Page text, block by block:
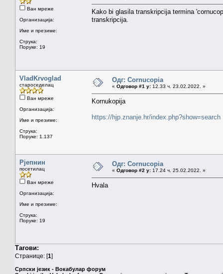
Ван мреже
Организација:
Име и презиме:
Струка:
Поруке: 19
Kako bi glasila transkripcija termina
transkripcija.
VladKrvoglad
староседелац
Ван мреже
Организација:
Име и презиме:
Струка:
Поруке: 1.137
Одг: Cornucopia
« Одговор #1 у: 12.33 ч. 23.02.2022. »
Kornukopija
https://hjp.znanje.hr/index.php?show=search
Рјепнин
посетилац
Ван мреже
Организација:
Име и презиме:
Струка:
Поруке: 19
Одг: Cornucopia
« Одговор #2 у: 17.24 ч. 25.02.2022. »
Hvala
Тагови:
Странице: [1]
Српски језик - Вокабулар форум